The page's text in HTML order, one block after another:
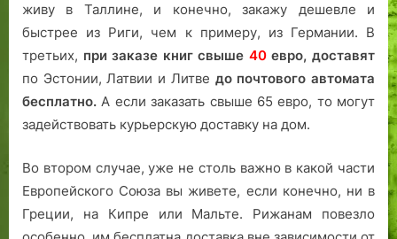
живу в Таллине, и конечно, закажу дешевле и
быстрее из Риги, чем к примеру, из Германии. В
третьих, при заказе книг свыше 40евро, доставят
по Эстонии, Латвии и Литве до почтового автомата
бесплатно. А если заказать свыше 65 евро, то могут
задействовать курьерскую доставку на дом.
Во втором случае, уже не столь важно в какой части
Европейского Союза вы живете, если конечно, ни в
Греции, на Кипре или Мальте. Рижанам повезло